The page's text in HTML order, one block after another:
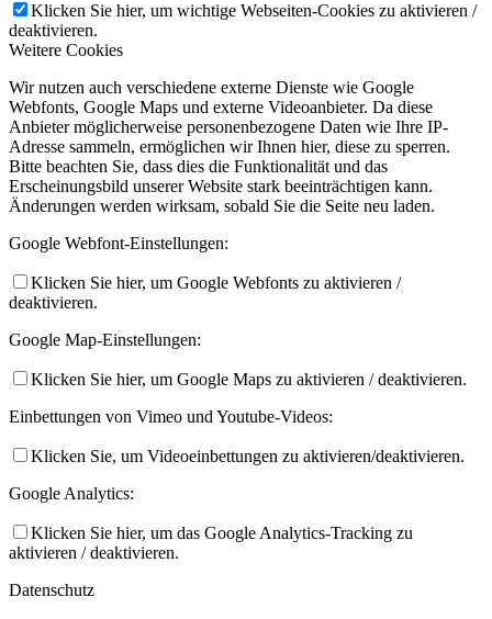
Klicken Sie hier, um wichtige Webseiten-Cookies zu aktivieren /
deaktivieren.
Weitere Cookies
Wir nutzen auch verschiedene externe Dienste wie Google
Webfonts, Google Maps und externe Videoanbieter. Da diese
Anbieter möglicherweise personenbezogene Daten wie Ihre IP-
Adresse sammeln, ermöglichen wir Ihnen hier, diese zu sperren.
Bitte beachten Sie, dass dies die Funktionalität und das
Erscheinungsbild unserer Website stark beeinträchtigen kann.
Änderungen werden wirksam, sobald Sie die Seite neu laden.
Google Webfont-Einstellungen:
Klicken Sie hier, um Google Webfonts zu aktivieren /
deaktivieren.
Google Map-Einstellungen:
Klicken Sie hier, um Google Maps zu aktivieren / deaktivieren.
Einbettungen von Vimeo und Youtube-Videos:
Klicken Sie, um Videoeinbettungen zu aktivieren/deaktivieren.
Google Analytics:
Klicken Sie hier, um das Google Analytics-Tracking zu
aktivieren / deaktivieren.
Datenschutz